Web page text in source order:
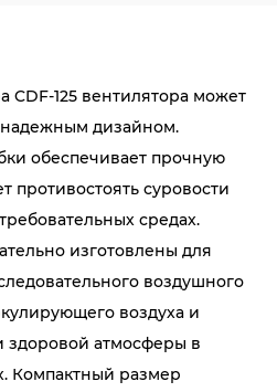
CDF-125 вентилятора может
надежным дизайном.
обеспечивает прочную
противостоять суровости
средах.
изготовлены для
воздушного
воздуха и
атмосферы в
Компактный размер